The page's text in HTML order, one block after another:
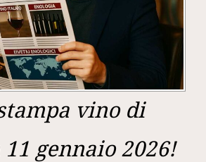
vino di
gennaio 2026!